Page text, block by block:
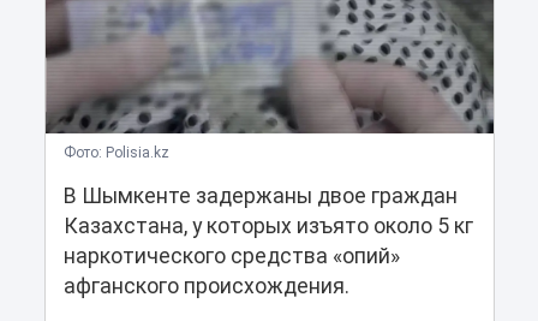
Фото: Polisia.kz
В Шымкенте задержаны двое граждан
Казахстана, у которых изъято около 5 кг
наркотического средства «опий»
афганского происхождения.